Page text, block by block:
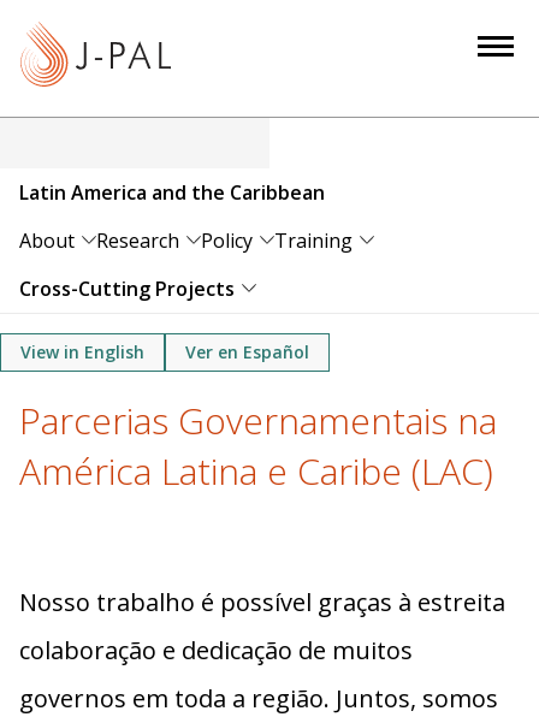
c
Latin America and the Caribbean
About
Research Policy
Training
Cross-Cutting Projects
View in English Ver en Español
Parcerias Governamentais na
América Latina e Caribe (LAC)
Nosso trabalho é possível graças à estreita
colaboração e dedicação de muitos
governos em toda a região. Juntos, somos